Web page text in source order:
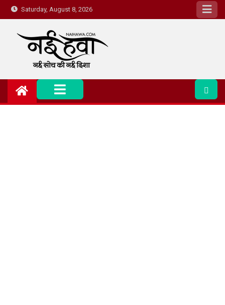
Saturday, August 8, 2026
Nai Hawa